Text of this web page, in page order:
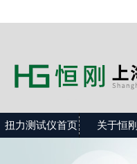
扭力测试仪首页 关于恒刚